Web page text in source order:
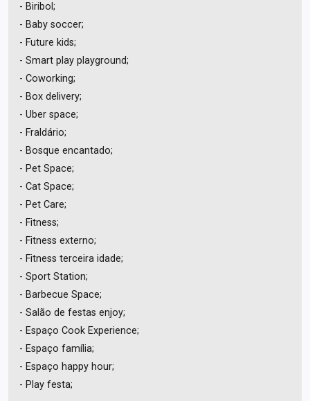
- Biribol;
- Baby soccer;
- Future kids;
- Smart play playground;
- Coworking;
- Box delivery;
- Uber space;
- Fraldário;
- Bosque encantado;
- Pet Space;
- Cat Space;
- Pet Care;
- Fitness;
- Fitness externo;
- Fitness terceira idade;
- Sport Station;
- Barbecue Space;
- Salão de festas enjoy;
- Espaço Cook Experience;
- Espaço família;
- Espaço happy hour;
- Play festa;